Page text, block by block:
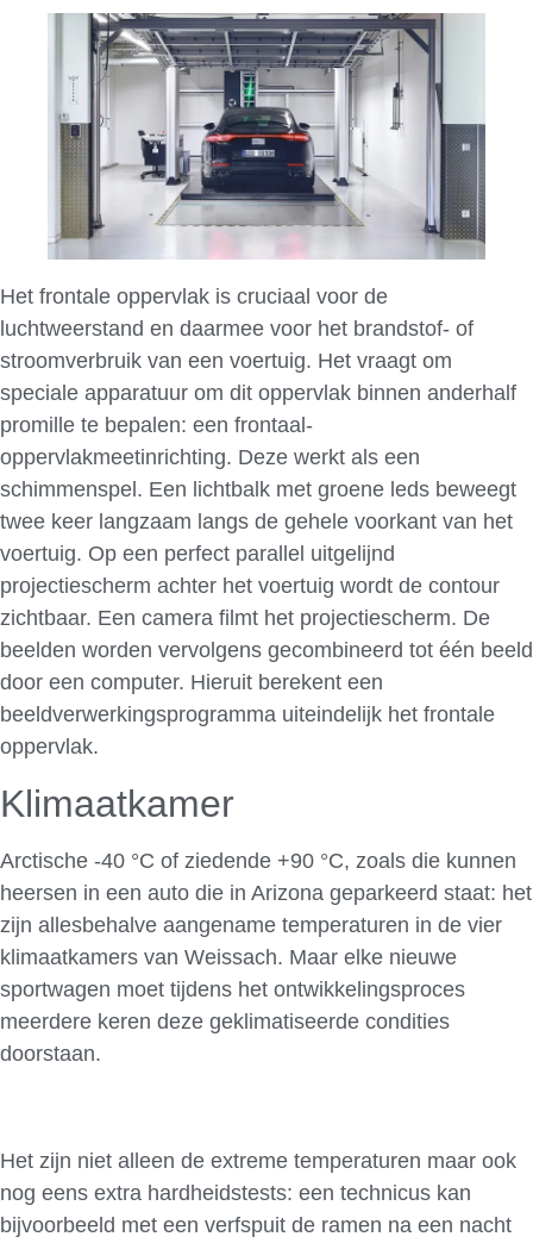
Het frontale oppervlak is cruciaal voor de
luchtweerstand en daarmee voor het brandstof- of
stroomverbruik van een voertuig. Het vraagt om
speciale apparatuur om dit oppervlak binnen anderhalf
promille te bepalen: een frontaal-
oppervlakmeetinrichting. Deze werkt als een
schimmenspel. Een lichtbalk met groene leds beweegt
twee keer langzaam langs de gehele voorkant van het
voertuig. Op een perfect parallel uitgelijnd
projectiescherm achter het voertuig wordt de contour
zichtbaar. Een camera filmt het projectiescherm. De
beelden worden vervolgens gecombineerd tot één beeld
door een computer. Hieruit berekent een
beeldverwerkingsprogramma uiteindelijk het frontale
oppervlak.
Klimaatkamer
Arctische -40 °C of ziedende +90 °C, zoals die kunnen
heersen in een auto die in Arizona geparkeerd staat: het
zijn allesbehalve aangename temperaturen in de vier
klimaatkamers van Weissach. Maar elke nieuwe
sportwagen moet tijdens het ontwikkelingsproces
meerdere keren deze geklimatiseerde condities
doorstaan.
Het zijn niet alleen de extreme temperaturen maar ook
nog eens extra hardheidstests: een technicus kan
bijvoorbeeld met een verfspuit de ramen na een nacht